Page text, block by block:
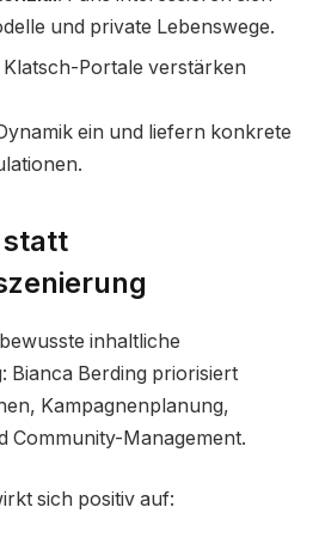
und private Lebenswege.
Klatsch-Portale verstärken
ein und liefern konkrete
statt
inhaltliche
Bianca Berding priorisiert
Kampagnenplanung,
Community-Management.
sich positiv auf: